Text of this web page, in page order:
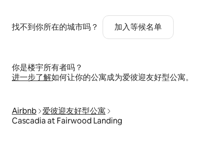
找不到你所在的城市吗？ 加入等候名单
你是楼宇所有者吗？
进一步了解如何让你的公寓成为爱彼迎友好型公寓。
Airbnb 爱彼迎友好型公寓
Cascadia at Fairwood Landing